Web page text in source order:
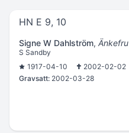
HN E 9, 10
Signe W Dahlström, Änkefru
S Sandby
1917-04-10
2002-02-02
Gravsatt: 2002-03-28